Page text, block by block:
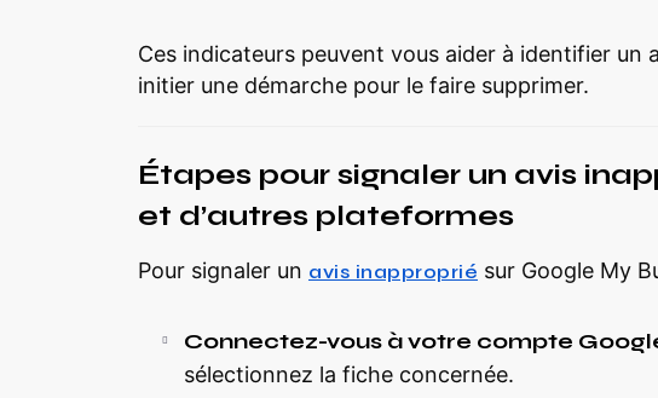
Ces indicateurs peuvent vous aider à identifier un
initier une démarche pour le faire supprimer.
Étapes pour signaler un avis
et d’autres plateformes
Pour signaler un avis inapproprié sur Google My
Connectez-vous à votre compte
sélectionnez la fiche concernée.